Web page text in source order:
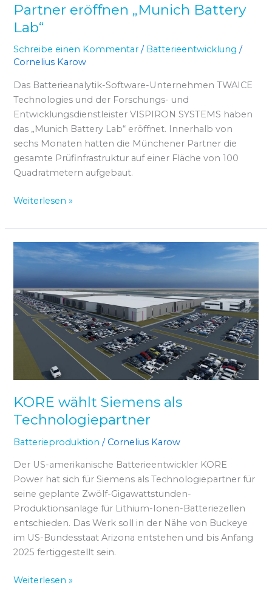
Partner eröffnen „Munich Battery
Lab“
Schreibe einen Kommentar / Batterieentwicklung /
Cornelius Karow
Das Batterieanalytik-Software-Unternehmen TWAICE
Technologies und der Forschungs- und
Entwicklungsdienstleister VISPIRON SYSTEMS haben
das „Munich Battery Lab“ eröffnet. Innerhalb von
sechs Monaten hatten die Münchener Partner die
gesamte Prüfinfrastruktur auf einer Fläche von 100
Quadratmetern aufgebaut.
Weiterlesen »
KORE wählt Siemens als
Technologiepartner
Batterieproduktion / Cornelius Karow
Der US-amerikanische Batterieentwickler KORE
Power hat sich für Siemens als Technologiepartner für
seine geplante Zwölf-Gigawattstunden-
Produktionsanlage für Lithium-Ionen-Batteriezellen
entschieden. Das Werk soll in der Nähe von Buckeye
im US-Bundesstaat Arizona entstehen und bis Anfang
2025 fertiggestellt sein.
KORE
Siemens
als
Technologiepartner
Weiterlesen »